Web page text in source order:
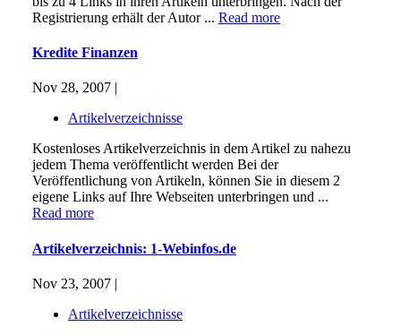
Registrierung erhält der Autor ... Read more
Kredite Finanzen
Nov 28, 2007 |
Artikelverzeichnisse
Kostenloses Artikelverzeichnis in dem Artikel zu nahezu
jedem Thema veröffentlicht werden Bei der
Veröffentlichung von Artikeln, können Sie in diesem 2
eigene Links auf Ihre Webseiten unterbringen und ...
Read more
Artikelverzeichnis: 1-Webinfos.de
Nov 23, 2007 |
Artikelverzeichnisse